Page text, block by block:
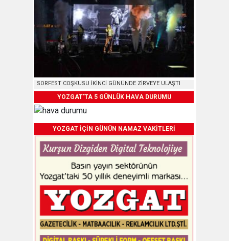
SORFEST COŞKUSU İKİNCİ GÜNÜNDE ZİRVEYE ULAŞTI
YOZGAT'TA 5 GÜNLÜK HAVA DURUMU
YOZGAT İÇİN GÜNÜN NAMAZ VAKİTLERİ